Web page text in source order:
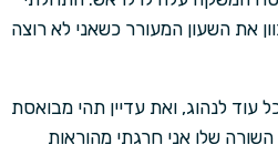
את השעון המעורר כשאני לא רוצה
לנהוג, ואת עדיין תהי מבואסת
שלו אני חרגתי מהוראות